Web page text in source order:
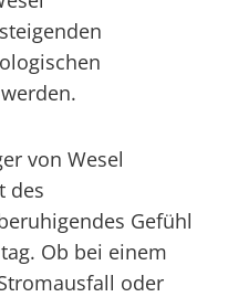
von Wesel
des
Gefühl
Ob bei einem
oder